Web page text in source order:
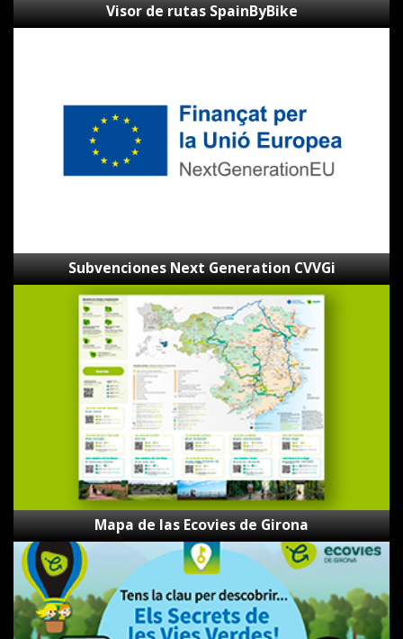
Visor de rutas SpainByBike
Subvenciones Next Generation CVVGi
Mapa de las Ecovies de Girona
Los
Secretos
de
las
Vías
Verdes